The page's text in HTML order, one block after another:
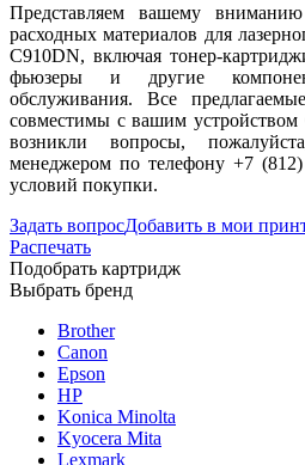
Представляем вашему
расходных материалов для
C910DN, включая тонер-
фьюзеры и другие
обслуживания. Все
совместимы с вашим
возникли вопросы,
менеджером по телефону +7
условий покупки.
Задать вопросДобавить в мои
Распечать
Подобрать картридж
Выбрать бренд
Brother
Canon
Epson
HP
Konica Minolta
Kyocera Mita
Lexmark